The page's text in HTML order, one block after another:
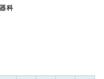
科